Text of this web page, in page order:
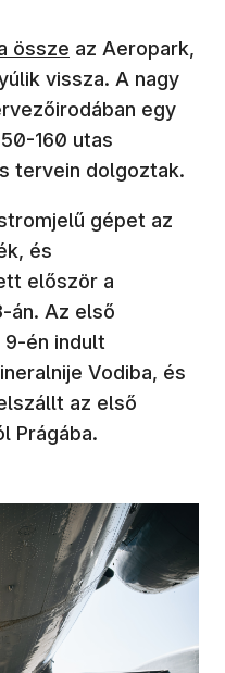
nyílik meg)
össze az Aeropark,
vissza. A nagy
egy
160 utas
tervein dolgoztak.
gépet az
és
először a
án. Az első
9-én indult
Vodiba, és
az első
Prágába.